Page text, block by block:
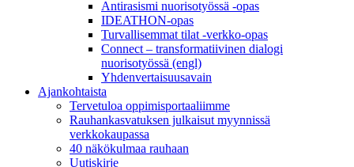
Antirasismi nuorisotyössä -opas
IDEATHON-opas
Turvalli­semmat tilat -verkko-opas
Connect – transformatiivinen dialogi
nuorisotyössä (engl)
Yhdenvertai­suus­avain
Ajankohtaista
Tervetuloa oppimisportaaliimme
Rauhankasvatuksen julkaisut myynnissä
verkkokaupassa
40 näkökulmaa rauhaan
Uutiskirje